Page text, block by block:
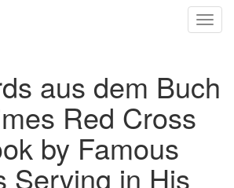
aus dem Buch
Red Cross
by Famous
Serving in His